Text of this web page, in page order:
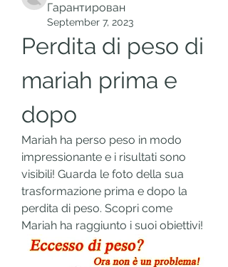
Гарантирован
September 7, 2023
Perdita di peso di
mariah prima e
dopo
Mariah ha perso peso in modo
impressionante e i risultati sono
visibili! Guarda le foto della sua
trasformazione prima e dopo la
perdita di peso. Scopri come
Mariah ha raggiunto i suoi obiettivi!